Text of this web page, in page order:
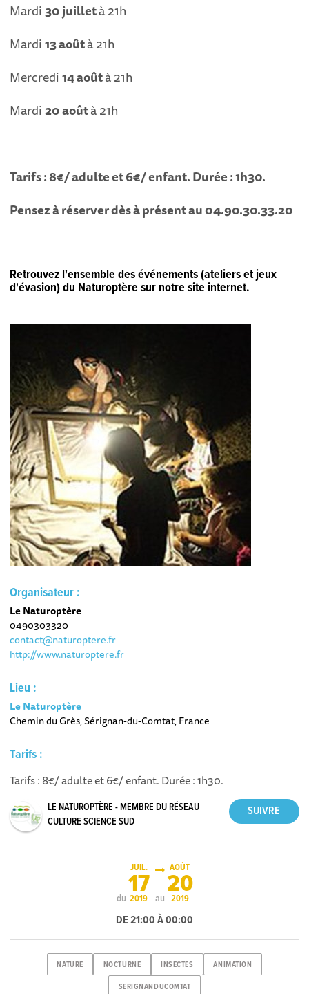
Mardi30 juilletà 21h
Mardi13 aoûtà 21h
Mercredi14 aoûtà 21h
Mardi20 aoûtà 21h
Tarifs : 8€/ adulte et 6€/ enfant.Durée : 1h30.
Pensez à réserver dès à présent au 04.90.30.33.20
Retrouvez l'ensemble des événements (ateliers et jeux
d'évasion) du Naturoptère sur notre site internet.
Organisateur :
Le Naturoptère
0490303320
contact@naturoptere.fr
http://www.naturoptere.fr
Lieu :
Le Naturoptère
Chemin du Grès, Sérignan-du-Comtat, France
Tarifs :
Tarifs : 8€/ adulte et 6€/ enfant. Durée : 1h30​.
LE NATUROPTÈRE - MEMBRE DU RÉSEAU
CULTURE SCIENCE SUD
du
JUIL.
17
2019 au
AOÛT
20
2019
DE 21:00 À 00:00
NATURE NOCTURNE INSECTES ANIMATION
SERIGNANDUCOMTAT